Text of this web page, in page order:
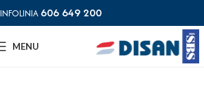
INFOLINIA 606 649 200
MENU